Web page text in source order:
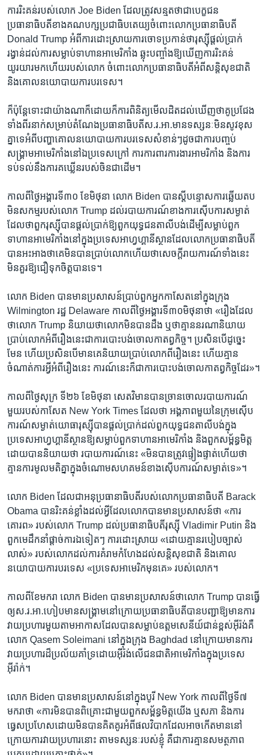
​ការរិះ​គន់របស់លោក Joe Biden ដែលត្រូវ​សន្មត​ថា​ជា​បេក្ខជន​
ប្រធានាធិបតី​ខាង​គណបក្សប្រជាធិបតេយ្យ​ចំពោះលោក​ប្រធានាធិបតី​
Donald Trump អំពីការ​ដោះស្រាយការ​ចោទ​ប្រកាន់​ថារុស្ស៊ី​ផ្តល់ប្រាក់
រង្វាន់​ដល់​ការ​សម្លាប់​ទាហានអាមេរិកាំង ​ឆ្លុះ​បញ្ចាំង​ឱ្យ​ឃើញ​ការ​រិះគន់​
យូរយារ​មក​ហើយ​របស់​លោក​ ចំពោះ​លោក​ប្រធានាធិបតី​អំពី​សន្តិសុខ​ជាតិ​
និង​គោល​នយោបាយ​ការ​បរទេស។
ក៏ប៉ុន្តែ​ទោះ​ជា​យ៉ាង​ណាក៏​ដោយ​ក៏​ការ​ពិនិត្យ​មើល​ដិតដល់ឃើញ​ថា​គូ​ប្រជែង​
ទាំងពីរ​នាក់​សម្រាប់​តំណែង​ប្រធានាធិបតី​ស​.រ.អា.​មានទស្ស​នៈ​មិន​សូវខុស​
គ្នា​ទេអំពី​បញ្ហាគោល​នយោបាយ​ការ​បរទេសសំខាន់ៗ​ដូចជា​ការ​បញ្ចប់​
សង្គ្រាម​អាមេរិកាំ​ង​នៅ​ឯ​ប្រទេស​ក្រៅ​ ការ​ការពារ​ការងារ​អាមរិកាំង​ និង​ការ​
ទប់​ទល់នឹងការ​គឃ្លើនរបស់ចិន​ជា​ដើម។​
កាលពី​ថ្ងៃអង្គារ​ទី​៣០​ ខែ​មិថុនា​ លោក Biden បាន​ស្តីបន្ទោសការឆ្លើយ​តប​
មិន​សកម្មរបស់​លោក Trump ដល់​របាយការណ៍​ខាង​ការ​ស៊ើបការសម្ងាត់
ដែល​ថា​ពួក​រុស្ស៊ី​បាន​ផ្តល់​ប្រាក់​ឱ្យ​ពួក​យុទ្ធជន​តាលីបង់​ដើម្បី​សម្លាប់​ពួក​
ទាហាន​អាមេរិកាំងនៅក្នុង​ប្រទេស​អាហ្វហ្គានីស្ថាន​ដែល​លោក​ប្រធានាធិបតី
បានអះ​អាង​ថាគេ​មិន​បានប្រាប់​លោក​ហើយ​ថាសេចក្តីរាយការណ៍​ទាំង​នេះ​
មិន​គួរ​ឱ្យ​ជឿ​ទុក​ចិត្តបាន​ទេ។
​លោក​ Biden បាន​មាន​ប្រសាសន៍​ប្រាប់​ពួក​អ្នក​កាសែតនៅក្នុង​ក្រុង
Wilmington រដ្ឋ​ Delaware កាល​ពី​ថ្ងៃអង្គារទី​៣០​មិថុនាថា «រឿង​ដែល​
ថា​លោក Trump ​និយាយ​ថា​លោក​មិន​បាន​ដឹង​ ឬ​ថា​គ្មាន​នរណា​និយាយ​
ប្រាប់​លោក​អំពី​រឿង​នេះ​ជា​ការ​បោះបង់​ចោល​កាតព្វកិច្ច។ ប្រសិន​បើ​ដូច្នេះ​
មែន ហើយ​ប្រសិន​បើមាន​គេ​និយាយ​ប្រាប់​លោក​ពី​រឿង​នេះ​ ហើយ​គ្មាន​
ចំណាត់ការ​អ្វី​អំពី​រឿង​នេះ ការណ៍​នេះ​ក៏​ជា​ការ​បោះបង់​ចោល​កាតព្វកិច្ច​ដែរ‍»។
កាល​ពី​ថ្ងៃសុក្រ​ ទី២៦ ខែមិថុនា សេតវិមាន​បាន​ច្រាន​ចោលរបាយការណ៍​
មួយ​របស់​កាសែត​ New York Times ដែល​ថា​ អង្គភាព​មួយនៃ​ក្រុម​ស៊ើប
ការណ៍​សម្ងាត់​យោធា​រុស្ស៊ី​បាន​ផ្តល់​ប្រាក់ដល់​ពួក​យុទ្ធជន​តាលីបង់​ក្នុង​
ប្រទេស​អាហ្វហ្គានីស្ថាន​ឱ្យសម្លាប់​ពួក​ទាហាន​អាមេរិកាំង ​និងពួកសម្ព័ន្ធមិត្ត​
ដោយ​បាន​និយាយ​ថា ​របាយការណ៍​នេះ «មិន​បាន​ត្រូវផ្ទៀង​ផ្ទាត់​ហើយ​ថា​
គ្មាន​ការ​មូលមតិ​គ្នា​ក្នុង​ចំណោម​សហគមន៍​ខាង​ស៊ើបការណ៍​សម្ងាត់​ទេ»។​
​លោក Biden ដែលជាអនុ​ប្រធានាធិបតី​របស់​លោក​ប្រធានាធិបតី Barack
Obama បាន​រិះគន់​ខ្លាំង​ដល់​អ្វីដែល​លោក​បាន​មាន​ប្រសាសន៍​ថា​ «ការ​
គោរព» ​របស់​លោក Trump ដល់​ប្រធានាធិបតី​រុស្ស៊ី Vladimir Putin និង​
ពួក​មេដឹកនាំ​ផ្តាច់ការ​ឯទៀតៗ​ ការដោះស្រាយ «ដោយ​គ្មាន​របៀប​ច្បាស់​
លាស់» ​របស់​លោក​ដល់​ការ​គំរាមកំហែង​ដល់​សន្តិសុខ​ជាតិ និង​គោល​
នយោបាយការ​បរទេស «ប្រទេស​អាមេរិក​មុន​គេ»​ របស់លោក។
កាល​ពីខែ​មករា​ លោក​ Biden បានមានប្រសាសន៍​ថា​លោក Trump បាន​ធ្វើ​
ឲ្យ​ស.រ.អា.​ហៀប​មាន​សង្គ្រាម​នៅ​ក្រោយប្រធានាធិបតីបាន​បញ្ជា​ឱ្យ​មានការ​
វាយប្រហារ​មួយ​តាម​អាកាសដែល​បានសម្លាប់​ឧត្តមសេនីយ៍​ជាន់​ខ្ពស់​អ៊ីរ៉ង់​គឺ​
លោក Qasem Soleimani ​នៅ​ក្នុង​ក្រុង Baghdad នៅក្រោយមាន​ការ​
វាយប្រហារ​ដ៏ប្រល័យ​គាំទ្រ​ដោយ​អ៊ីរ៉ង់​លើ​ជន​ជាតិ​អាមេរិកាំងក្នុង​ប្រទេស​
អ៊ីរ៉ាក់។
លោក​ Biden បាន​មាន​ប្រសាសន៍នៅ​ក្នុង​បូរី New York កាលពី​ថ្ងៃទី៧​
មករា​ថា «ការ​មិន​បាន​ពិគ្រោះជា​មួយ​ពួកសម្ព័ន្ធ​មិត្ត​យើង ឬ​សភា​ និង​ការ​
ធ្វេស​ប្រហែស​ដោយ​មិន​បានគិត​គូរ​អំពី​ផល​វិបាក​ដែល​អាច​កើត​មាន​នៅ​
ក្រោយ​ការ​វាយប្រហារ​នោះ​ តាម​ទស្សនៈ​របស់​ខ្ញុំ​ គឺ​ជាការ​គ្មាន​សមត្ថភាព​